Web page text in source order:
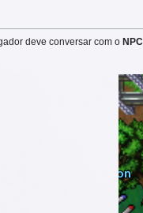
deve conversar com o